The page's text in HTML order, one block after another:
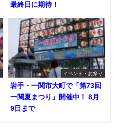
最終日に期待！
イベント・お祭り
岩手・一関市大町で「第73回
一関夏まつり」開催中！ 8月
9日まで